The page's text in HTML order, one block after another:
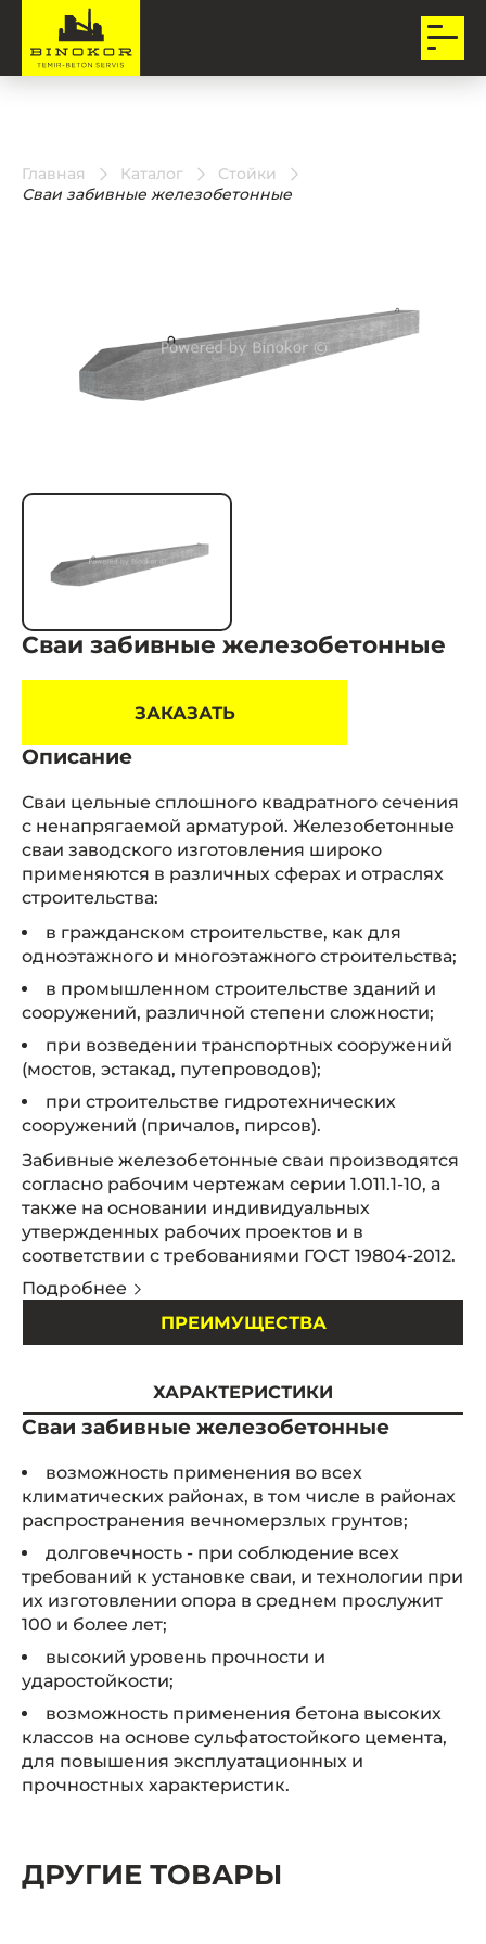
Главная Каталог
Стойки
Сваи забивные железобетонные
Сваи забивные железобетонные
ЗАКАЗАТЬ
Описание
Сваи цельные сплошного квадратного сечения
с ненапрягаемой арматурой. Железобетонные
сваи заводского изготовления широко
применяются в различных сферах и отраслях
строительства:
в гражданском строительстве, как для
одноэтажного и многоэтажного строительства;
в промышленном строительстве зданий и
сооружений, различной степени сложности;
при возведении транспортных сооружений
(мостов, эстакад, путепроводов);
при строительстве гидротехнических
сооружений (причалов, пирсов).
Забивные железобетонные сваи производятся
согласно рабочим чертежам серии 1.011.1-10, а
также на основании индивидуальных
утвержденных рабочих проектов и в
соответствии с требованиями ГОСТ 19804-2012.
Подробнее
ПРЕИМУЩЕСТВА
ХАРАКТЕРИСТИКИ
Сваи забивные железобетонные
возможность применения во всех
климатических районах, в том числе в районах
распространения вечномерзлых грунтов;
долговечность - при соблюдение всех
требований к установке сваи, и технологии при
их изготовлении опора в среднем прослужит
100 и более лет;
высокий уровень прочности и
ударостойкости;
возможность применения бетона высоких
классов на основе сульфатостойкого цемента,
для повышения эксплуатационных и
прочностных характеристик.
ДРУГИЕ ТОВАРЫ